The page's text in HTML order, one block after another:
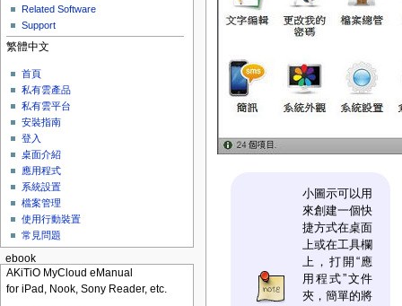
小圖示可以用
來創建一個快
捷方式在桌面
上或在工具欄
上，打開“應
用程式”文件
夾，簡單的將
Related Software
Support
繁體中文
首頁
私有雲產品
私有雲平台
安裝指南
登入
桌面介紹
應用程式
系統設置
檔案管理
使用行動裝置
常見問題
ebook
AKiTiO MyCloud eManual
for iPad, Nook, Sony Reader, etc.